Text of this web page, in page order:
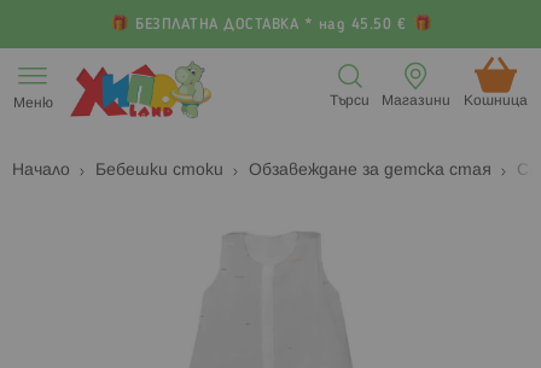
БЕЗПЛАТНА ДОСТАВКА * над 45.50 €
към
съдържанието
Меню Кошница (
Магазини
Търси
Начало Бебешки стоки Обзавеждане за детска стая